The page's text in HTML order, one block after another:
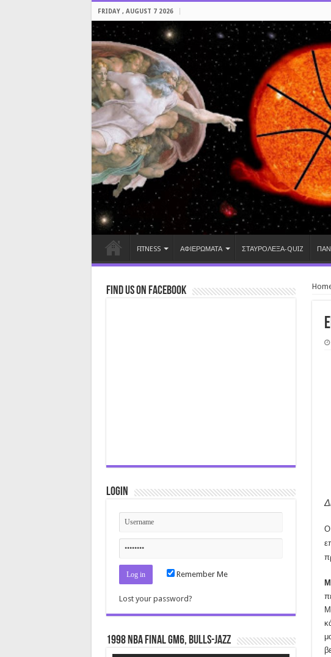
FRIDAY , AUGUST 7 2026
FITNESS ΑΦΙΕΡΩΜΑΤΑ ΣΤΑΥΡΟΛΕΞΑ-QUIZ
Ο
Find us on Facebook
Login
Remember Me
Lost your password?
1998 NBA Final gm6, Bulls-Jazz